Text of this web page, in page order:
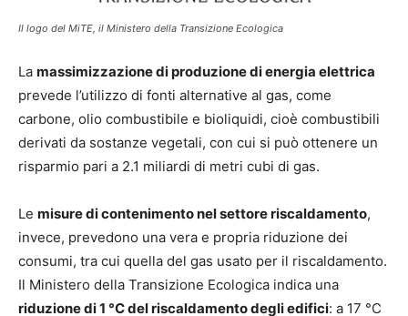
Il logo del MiTE, il Ministero della Transizione Ecologica
La massimizzazione di produzione di energia elettrica
prevede l’utilizzo di fonti alternative al gas, come
carbone, olio combustibile e bioliquidi, cioè combustibili
derivati da sostanze vegetali, con cui si può ottenere un
risparmio pari a 2.1 miliardi di metri cubi di gas.
Le misure di contenimento nel settore riscaldamento,
invece, prevedono una vera e propria riduzione dei
consumi, tra cui quella del gas usato per il riscaldamento.
Il Ministero della Transizione Ecologica indica una
riduzione di 1 °C del riscaldamento degli edifici: a 17 °C